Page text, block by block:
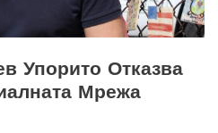
Упорито Отказва
Мрежа